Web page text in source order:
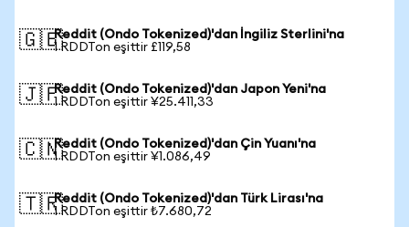
🇬🇧Reddit (Ondo Tokenized)'dan İngiliz Sterlini'na
1 RDDTon eşittir £119,58
🇯🇵Reddit (Ondo Tokenized)'dan Japon Yeni'na
1 RDDTon eşittir ¥25.411,33
🇨🇳Reddit (Ondo Tokenized)'dan Çin Yuanı'na
1 RDDTon eşittir ¥1.086,49
🇹🇷Reddit (Ondo Tokenized)'dan Türk Lirası'na
1 RDDTon eşittir ₺7.680,72